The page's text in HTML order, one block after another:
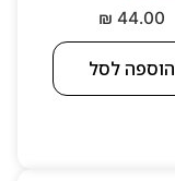
₪ 44.00
הוספה לסל